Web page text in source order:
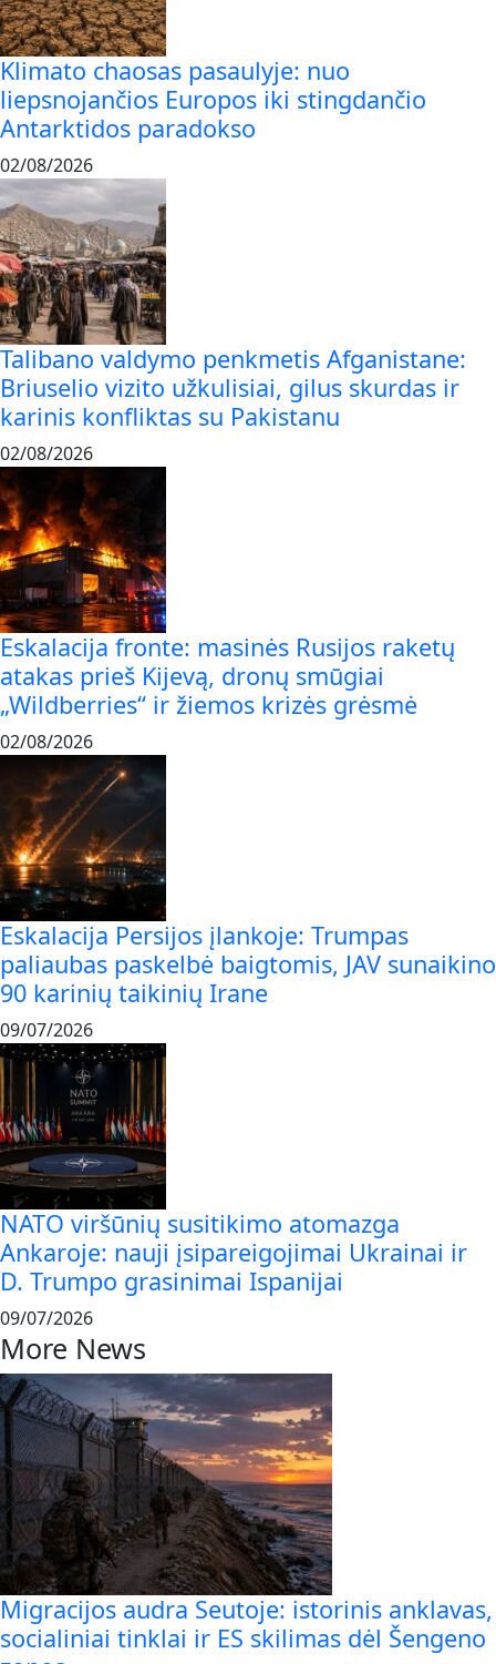
Klimato chaosas pasaulyje: nuo
liepsnojančios Europos iki stingdančio
Antarktidos paradokso
02/08/2026
Talibano valdymo penkmetis Afganistane:
Briuselio vizito užkulisiai, gilus skurdas ir
karinis konfliktas su Pakistanu
02/08/2026
Eskalacija fronte: masinės Rusijos raketų
atakas prieš Kijevą, dronų smūgiai
„Wildberries“ ir žiemos krizės grėsmė
02/08/2026
Eskalacija Persijos įlankoje: Trumpas
paliaubas paskelbė baigtomis, JAV sunaikino
90 karinių taikinių Irane
09/07/2026
NATO viršūnių susitikimo atomazga
Ankaroje: nauji įsipareigojimai Ukrainai ir
D. Trumpo grasinimai Ispanijai
09/07/2026
More News
Migracijos audra Seutoje: istorinis anklavas,
socialiniai tinklai ir ES skilimas dėl Šengeno